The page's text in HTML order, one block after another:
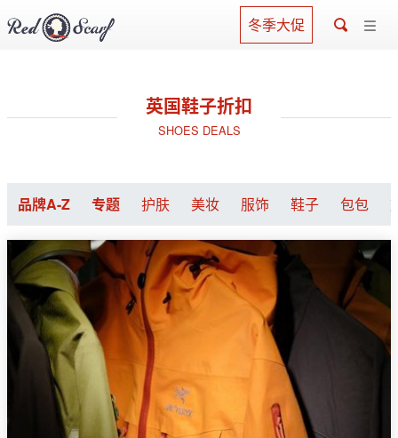
冬季大促
英国鞋子折扣
SHOES DEALS
品牌A-Z 专题 护肤 美妆 服饰 鞋子 包包